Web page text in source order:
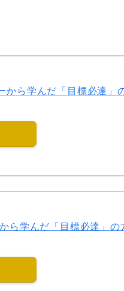
ら学んだ「目標必達」
ら学んだ「目標必達」の